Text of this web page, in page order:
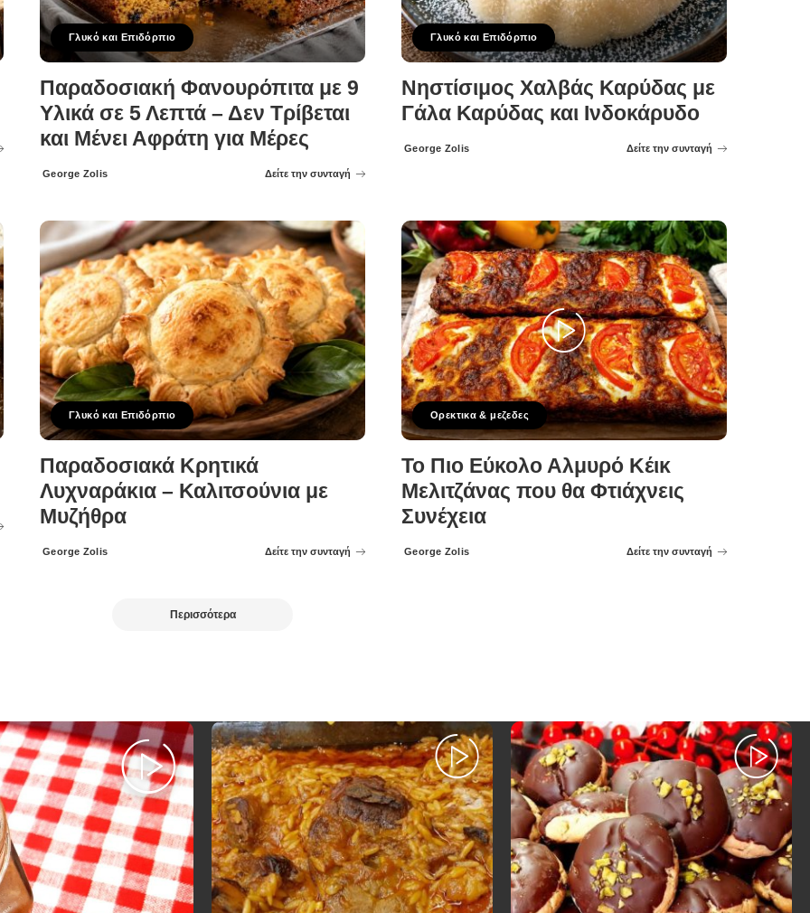
Γλυκό και Επιδόρπιο
Παραδοσιακή Φανουρόπιτα με 9
Υλικά σε 5 Λεπτά – Δεν Τρίβεται
και Μένει Αφράτη για Μέρες
Posted
George Zolis Δείτε την συνταγή
Γλυκό και Επιδόρπιο
Νηστίσιμος Χαλβάς Καρύδας με
Γάλα Καρύδας και Ινδοκάρυδο
Posted
George Zolis Δείτε την συνταγή
Γλυκό και Επιδόρπιο
Παραδοσιακά Κρητικά
Λυχναράκια – Καλιτσούνια με
Μυζήθρα
Posted
George Zolis Δείτε την συνταγή
Ορεκτικα & μεζεδες
Το Πιο Εύκολο Αλμυρό Κέικ
Μελιτζάνας που θα Φτιάχνεις
Συνέχεια
Posted
George Zolis Δείτε την συνταγή
Περισσότερα